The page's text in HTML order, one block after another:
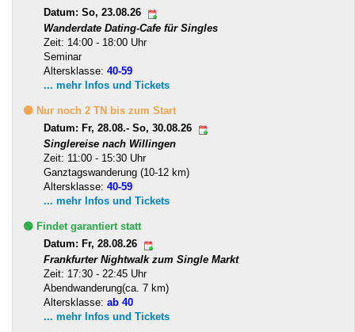
Datum: So, 23.08.26
Wanderdate Dating-Cafe für Singles
Zeit: 14:00 - 18:00 Uhr
Seminar
Altersklasse: 40-59
... mehr Infos und Tickets
🟡 Nur noch 2 TN bis zum Start
Datum: Fr, 28.08.- So, 30.08.26
Singlereise nach Willingen
Zeit: 11:00 - 15:30 Uhr
Ganztagswanderung (10-12 km)
Altersklasse: 40-59
... mehr Infos und Tickets
🟢 Findet garantiert statt
Datum: Fr, 28.08.26
Frankfurter Nightwalk zum Single Markt
Zeit: 17:30 - 22:45 Uhr
Abendwanderung(ca. 7 km)
Altersklasse: ab 40
... mehr Infos und Tickets